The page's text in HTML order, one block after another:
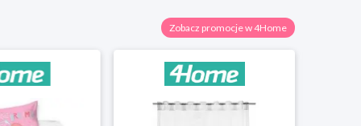
Zobacz promocje w 4Home